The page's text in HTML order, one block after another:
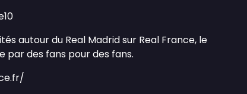
autour du Real Madrid sur Real France, le
par des fans pour des fans.